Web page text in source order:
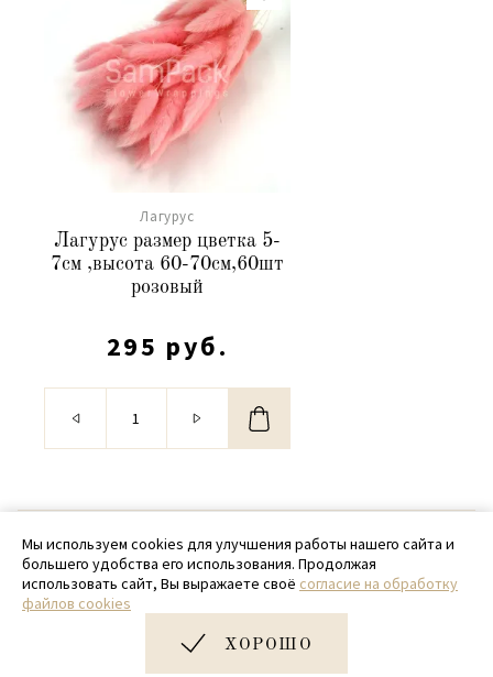
Лагурус
Лагурус размер цветка 5-
7см ,высота 60-70см,60шт
розовый
295 руб.
© 2020 - 2026 SamPack
+ 7 (918) 699-97-87
zakaz@sampack.store
Мы используем cookies для улучшения работы нашего сайта и
большего удобства его использования. Продолжая
использовать сайт, Вы выражаете своё согласие на обработку
файлов cookies
ХОРОШО